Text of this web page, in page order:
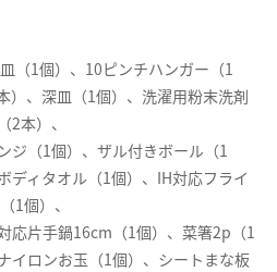
1個）、10ピンチハンガー（1
）、深皿（1個）、洗濯用粉末洗剤
2本）、
（1個）、ザル付きボール（1
ディタオル（1個）、IH対応フライ
1個）、
片手鍋16cm（1個）、菜箸2p（1
イロンお玉（1個）、シートまな板